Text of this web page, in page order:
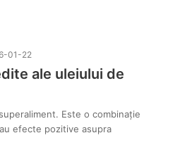
01-22
ale uleiului de
Este o combinație
efecte pozitive asupra